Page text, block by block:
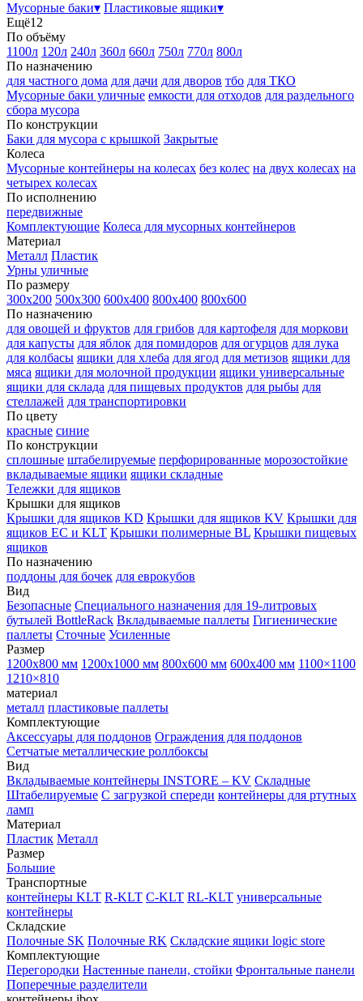
Мусорные баки▾ Пластиковые ящики▾
Ещё12
По объёму
1100л 120л 240л 360л 660л 750л 770л 800л
По назначению
для частного дома для дачи для дворов тбо для ТКО
Мусорные баки уличные емкости для отходов для раздельного
сбора мусора
По конструкции
Баки для мусора с крышкой Закрытые
Колеса
Мусорные контейнеры на колесах без колес на двух колесах на
четырех колесах
По исполнению
передвижные
Комплектующие Колеса для мусорных контейнеров
Материал
Металл Пластик
Урны уличные
По размеру
300х200 500х300 600х400 800х400 800х600
По назначению
для овощей и фруктов для грибов для картофеля для моркови
для капусты для яблок для помидоров для огурцов для лука
для колбасы ящики для хлеба для ягод для метизов ящики для
мяса ящики для молочной продукции ящики универсальные
ящики для склада для пищевых продуктов для рыбы для
стеллажей для транспортировки
По цвету
красные синие
По конструкции
сплошные штабелируемые перфорированные морозостойкие
вкладываемые ящики ящики складные
Тележки для ящиков
Крышки для ящиков
Крышки для ящиков KD Крышки для ящиков KV Крышки для
ящиков EC и KLT Крышки полимерные BL Крышки пищевых
ящиков
По назначению
поддоны для бочек для еврокубов
Вид
Безопасные Специального назначения для 19-литровых
бутылей BottleRack Вкладываемые паллеты Гигиенические
паллеты Сточные Усиленные
Размер
1200х800 мм 1200х1000 мм 800х600 мм 600х400 мм 1100×1100
1210×810
материал
металл пластиковые паллеты
Комплектующие
Аксессуары для поддонов Ограждения для поддонов
Сетчатые металлические роллбоксы
Вид
Вкладываемые контейнеры INSTORE – KV Складные
Штабелируемые С загрузкой спереди контейнеры для ртутных
ламп
Материал
Пластик Металл
Размер
Большие
Транспортные
контейнеры KLT R-KLT C-KLT RL-KLT универсальные
контейнеры
Складские
Полочные SK Полочные RK Складские ящики logic store
Комплектующие
Перегородки Настенные панели, стойки Фронтальные панели
Поперечные разделители